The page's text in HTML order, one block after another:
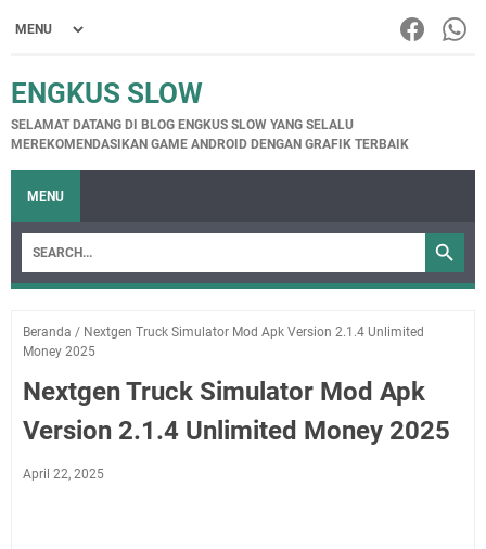
ENGKUS SLOW
SELAMAT DATANG DI BLOG ENGKUS SLOW YANG SELALU
MEREKOMENDASIKAN GAME ANDROID DENGAN GRAFIK TERBAIK
MENU
Beranda / Nextgen Truck Simulator Mod Apk Version 2.1.4 Unlimited
Money 2025
Nextgen Truck Simulator Mod Apk
Version 2.1.4 Unlimited Money 2025
April 22, 2025